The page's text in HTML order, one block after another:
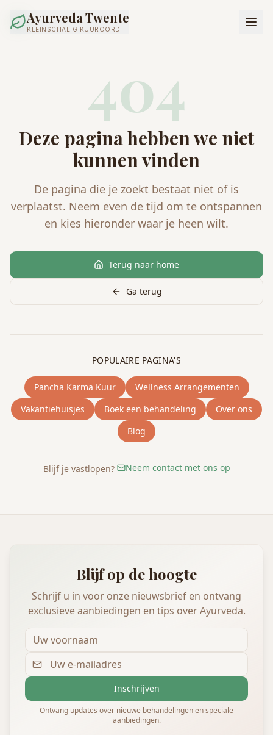
Ayurveda Twente
KLEINSCHALIG KUUROORD
404
Deze pagina hebben we niet
kunnen vinden
De pagina die je zoekt bestaat niet of is
verplaatst. Neem even de tijd om te ontspannen
en kies hieronder waar je heen wilt.
Terug naar home
Ga terug
POPULAIRE PAGINA'S
Pancha Karma Kuur
Wellness Arrangementen
Vakantiehuisjes
Boek een behandeling
Over ons
Blog
Blijf je vastlopen? Neem contact met ons op
Blijf op de hoogte
Schrijf u in voor onze nieuwsbrief en ontvang
exclusieve aanbiedingen en tips over Ayurveda.
Inschrijven
Ontvang updates over nieuwe behandelingen en speciale
aanbiedingen.